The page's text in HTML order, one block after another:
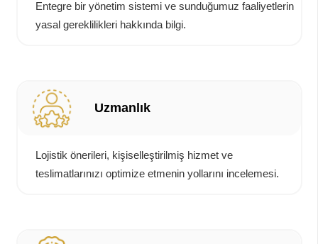
Entegre bir yönetim sistemi ve sunduğumuz faaliyetlerin
yasal gereklilikleri hakkında bilgi.
Uzmanlık
Lojistik önerileri, kişiselleştirilmiş hizmet ve
teslimatlarınızı optimize etmenin yollarını incelemesi.